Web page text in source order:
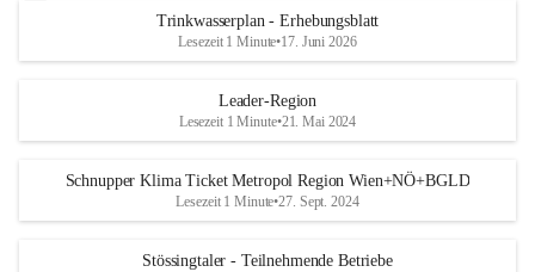
Trinkwasserplan - Erhebungsblatt
Lesezeit 1 Minute•17. Juni 2026
Leader-Region
Lesezeit 1 Minute•21. Mai 2024
Schnupper Klima Ticket Metropol Region Wien+NÖ+BGLD
Lesezeit 1 Minute•27. Sept. 2024
Stössingtaler - Teilnehmende Betriebe